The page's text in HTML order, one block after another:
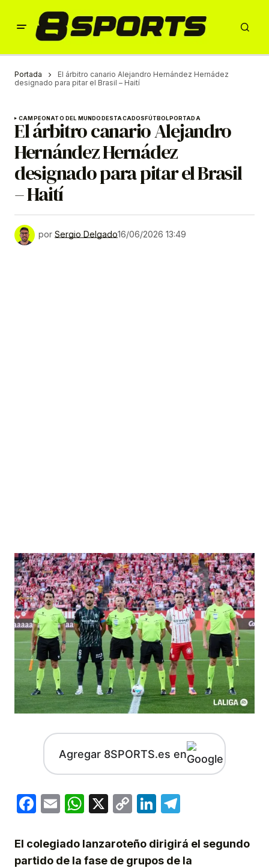
Portada
El árbitro canario Alejandro Hernández Hernádez
designado para pitar el Brasil – Haití
CAMPEONATO DEL MUNDODESTACADOSFÚTBOLPORTADA
El árbitro canario Alejandro
Hernández Hernádez
designado para pitar el Brasil
– Haití
por Sergio Delgado16/06/2026 13:49
Agregar 8SPORTS.es en
Facebook
EmailWhatsApp
X
CopyLinkedIn
El colegiado lanzaroteño dirigirá el segundo
partido de la fase de grupos de la